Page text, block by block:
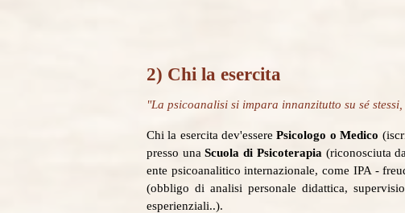
2) Chi la esercita
"La psicoanalisi si impara innanzitutto su sé
Chi la esercita dev'esserePsicologo o Medico
presso unaScuola di Psicoterapia (riconosciuta
ente psicoanalitico internazionale, come IPA -
(obbligo di analisi personale didattica,
esperienziali..).